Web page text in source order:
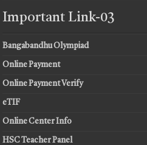
Important Link-03
Bangabandhu Olympiad
Online Payment
Online Payment Verify
eTIF
Online Center Info
HSC Teacher Panel